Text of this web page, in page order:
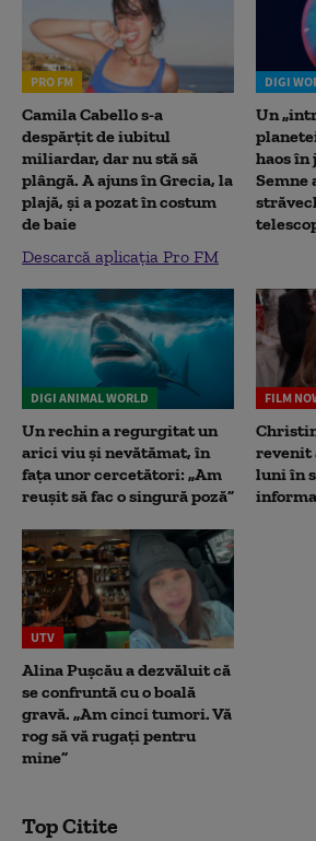
PRO FM
Camila Cabello s-a
despărțit de iubitul
miliardar, dar nu stă să
plângă. A ajuns în Grecia, la
plajă, și a pozat în costum
de baie
Descarcă aplicația Pro FM
DIGI
Un
haos
Semne
DIGI ANIMAL WORLD
Un rechin a regurgitat un
arici viu și nevătămat, în
fața unor cercetători: „Am
reușit să fac o singură poză”
FILM
revenit
luni în
UTV
Alina Pușcău a dezvăluit că
se confruntă cu o boală
gravă. „Am cinci tumori. Vă
rog să vă rugați pentru
mine”
Top Citite